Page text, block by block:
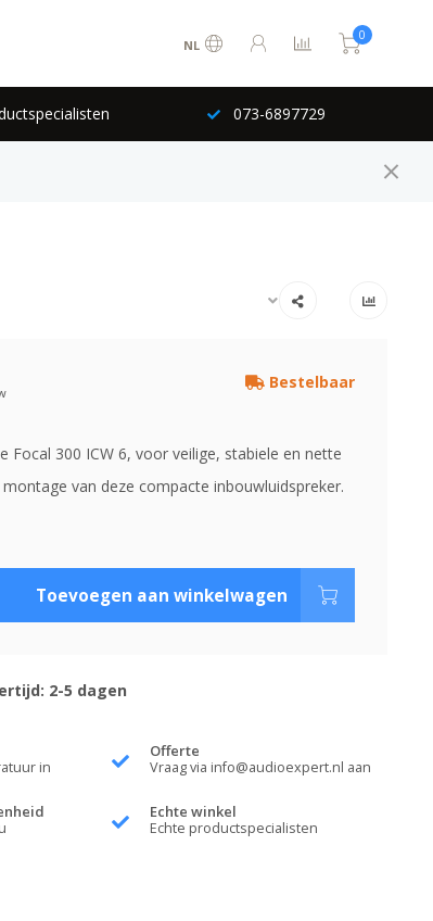
NL
0
073-6897729
Bestelbaar
Focal 300 ICW 6, voor veilige, stabiele en nette
van deze compacte inbouwluidspreker.
Toevoegen aan winkelwagen
2-5 dagen
in
Offerte
Vraag via info@audioexpert.nl aan
Echte winkel
Echte productspecialisten